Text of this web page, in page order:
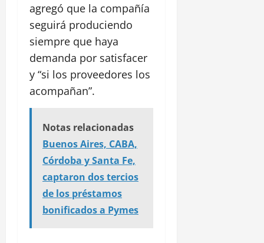
agregó que la compañía
seguirá produciendo
siempre que haya
demanda por satisfacer
y “si los proveedores los
acompañan”.
Notas relacionadas
Buenos Aires, CABA,
Córdoba y Santa Fe,
captaron dos tercios
de los préstamos
bonificados a Pymes